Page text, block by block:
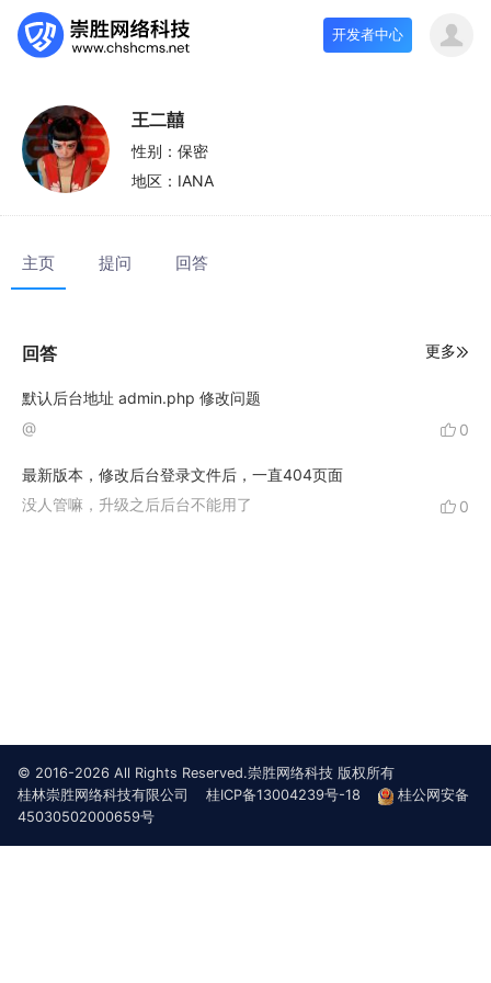
开发者中心
王二囍
性别： 保密
地区： IANA
主页 提问 回答
回答 更多
默认后台地址 admin.php 修改问题
@
情侣 (管理员)
如果是只改admin.php为其他名称，都是显示这个错误；
0
最新版本，修改后台登录文件后，一直404页面
没人管嘛，升级之后后台不能用了
0
© 2016-2026 All Rights Reserved.崇胜网络科技 版权所有
桂林崇胜网络科技有限公司
桂ICP备13004239号-18
桂公网安备
45030502000659号